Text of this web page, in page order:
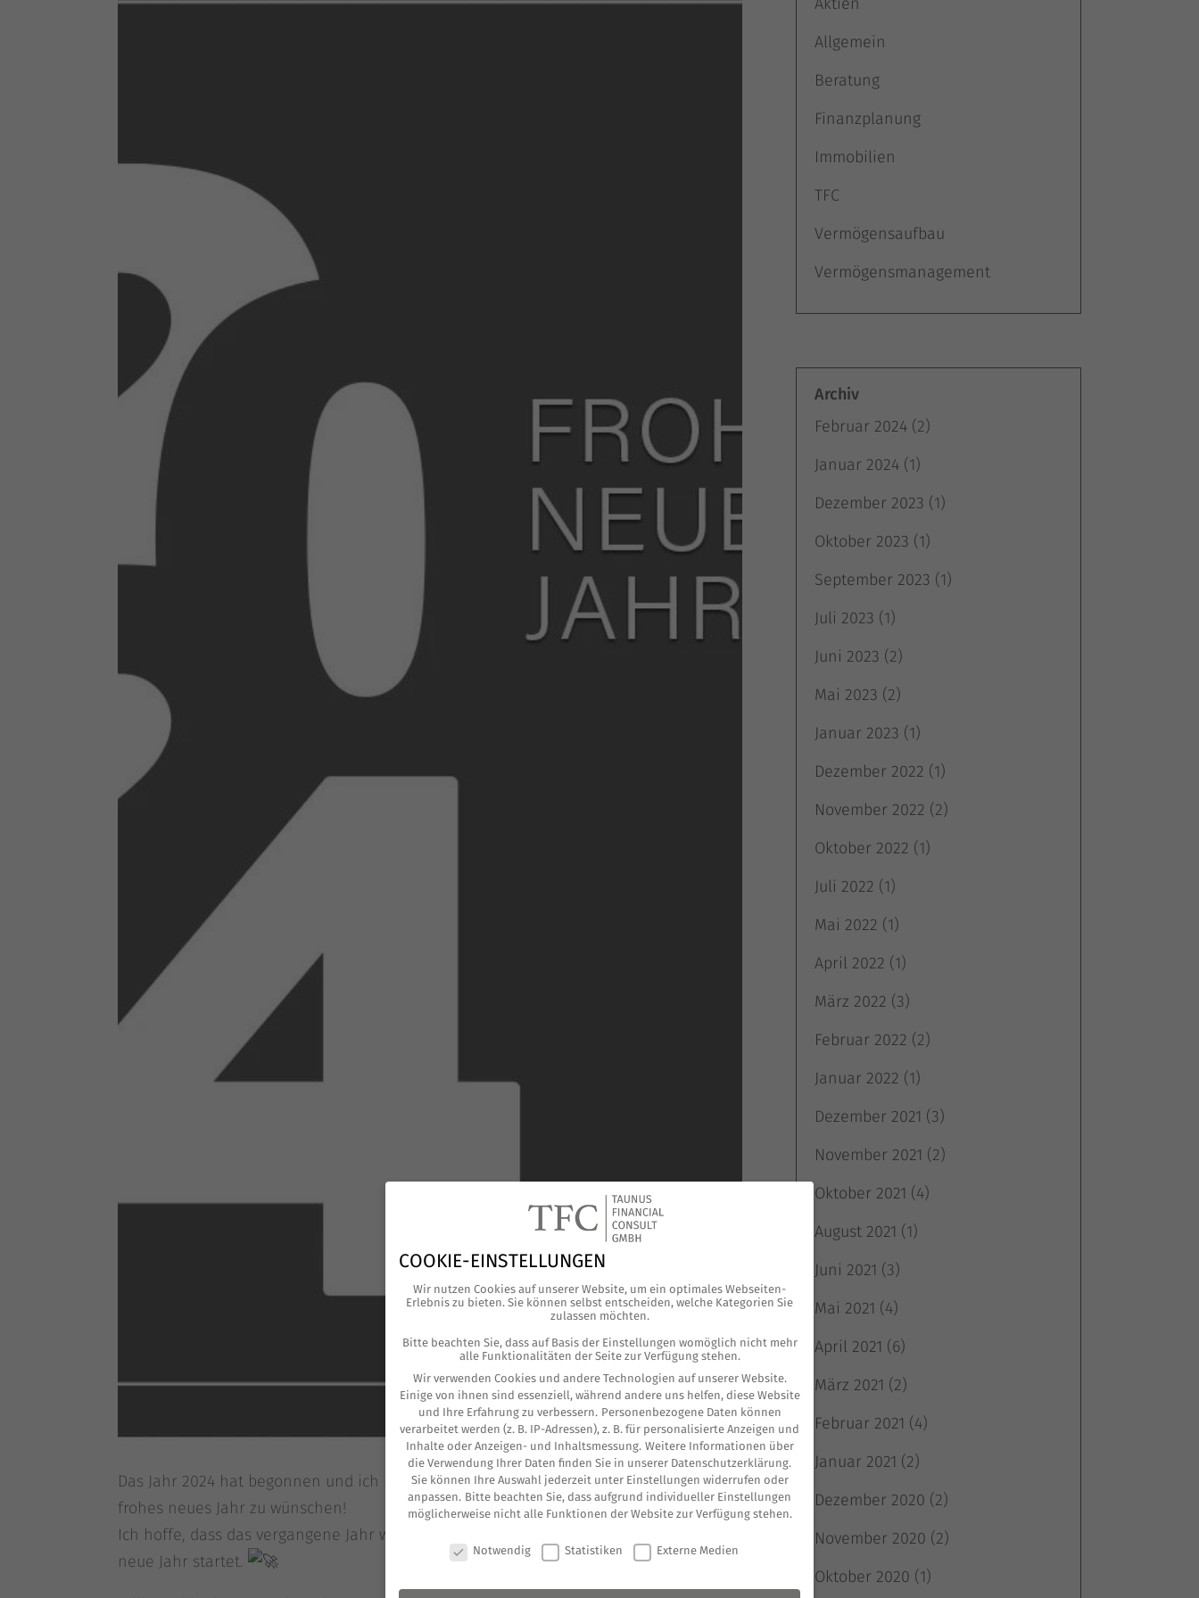
Das Jahr 2024 hat begon­nen und ich möch­te die­se Gele­gen­heit nut­zen, um allen ein
fro­hes neu­es Jahr zu wün­schen!
Ich hof­fe, dass das ver­gan­ge­ne Jahr war erfolg­reich und Sie sind vol­ler Ener­gie in das
neue Jahr startet.
Allgemein
Beratung
Finanzplanung
Immobilien
TFC
Vermögensaufbau
Vermögensmanagement
Archiv
Februar 2024(2)
Januar 2024(1)
Dezember 2023 (1)
Oktober 2023 (1)
September 2023 (1)
Juli 2023 (1)
Juni 2023 (2)
Mai 2023 (2)
Januar 2023 (1)
Dezember 2022 (1)
November 2022 (2)
Oktober 2022 (1)
Juli 2022 (1)
Mai 2022 (1)
April 2022 (1)
März 2022 (3)
Februar 2022 (2)
Januar 2022 (1)
Dezember 2021 (3)
November 2021 (2)
Oktober 2021 (4)
August 2021 (1)
Juni 2021 (3)
Mai 2021 (4)
April 2021 (6)
März 2021 (2)
Februar 2021 (4)
Januar 2021 (2)
Dezember 2020 (2)
November 2020 (2)
Oktober 2020 (1)
COOKIE-EINSTELLUNGEN
Wir nutzen Cookies auf unserer Website, um ein optimales Webseiten-
Erlebnis zu bieten. Sie können selbst entscheiden, welche Kategorien Sie
zulassen möchten.
Bitte beachten Sie, dass auf Basis der Einstellungen womöglich nicht mehr
alle Funktionalitäten der Seite zur Verfügung stehen.
Wir verwenden Cookies und andere Technologien auf unserer Website.
Einige von ihnen sind essenziell, während andere uns helfen, diese Website
und Ihre Erfahrung zu verbessern. Personenbezogene Daten können
verarbeitet werden (z. B. IP-Adressen), z. B. für personalisierte Anzeigen und
Inhalte oder Anzeigen- und Inhaltsmessung. Weitere Informationen über
die Verwendung Ihrer Daten finden Sie in unserer Datenschutzerklärung.
Sie können Ihre Auswahl jederzeit unter Einstellungen widerrufen oder
anpassen. Bitte beachten Sie, dass aufgrund individueller Einstellungen
möglicherweise nicht alle Funktionen der Website zur Verfügung stehen.
Notwendig
Statistiken Externe Medien